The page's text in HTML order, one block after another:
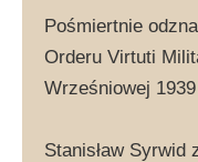
Pośmiertnie
Orderu Virtuti
Wrześniowej
Stanisław Syrwid